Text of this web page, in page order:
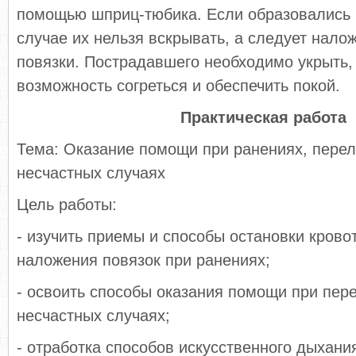
помощью шприц-тюбика. Если образовались
случае их нельзя вскрывать, а следует
повязки. Пострадавшего необходимо
возможность согреться и обеспечить покой.
Практическая работа
Тема: Оказание помощи при ранениях,
несчастных случаях
Цель работы:
- изучить приемы и способы остановки
наложения повязок при ранениях;
- освоить способы оказания помощи при
несчастных случаях;
- отработка способов искусственного